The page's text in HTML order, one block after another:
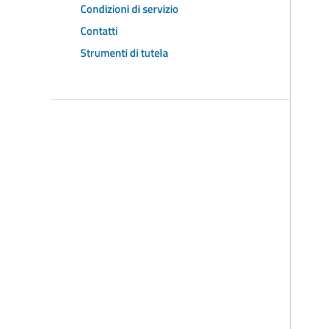
Condizioni di servizio
Contatti
Strumenti di tutela